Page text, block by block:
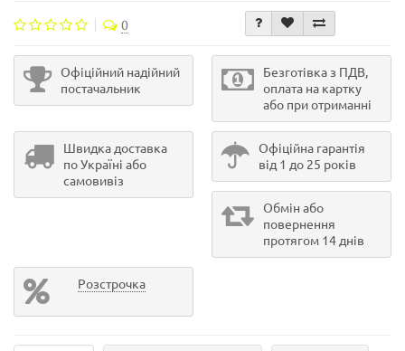
0
Офіційний надійний
постачальник
Безготівка з ПДВ,
оплата на картку
або при отриманні
Швидка доставка
по Україні або
самовивіз
Офіційна гарантія
від 1 до 25 років
Обмін або
повернення
протягом 14 днів
Розстрочка